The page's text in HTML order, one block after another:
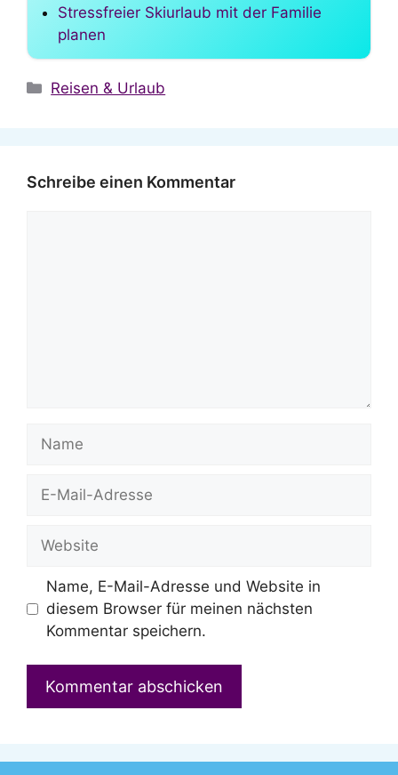
Stressfreier Skiurlaub mit der Familie
planen
Kategorien
Reisen & Urlaub
Schreibe einen Kommentar
Mail-
Name, E-Mail-Adresse und Website in
diesem Browser für meinen nächsten
Kommentar speichern.